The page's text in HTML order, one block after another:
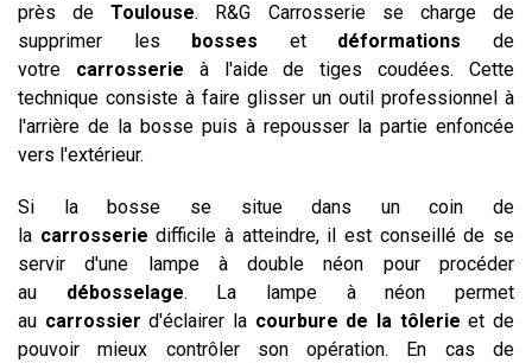
près deToulouse. R&G Carrosserie se charge de
supprimer les bosses et déformations de
votre carrosserie à l'aide de tiges coudées. Cette
technique consiste à faire glisser un outil professionnel à
l'arrière de la bosse puis à repousser la partie enfoncée
vers l'extérieur.
Si la bosse se situe dans un coin de
la carrosserie difficile à atteindre, il est conseillé de se
servir d'une lampe à double néon pour procéder
au débosselage. La lampe à néon permet
au carrossier d'éclairer la courbure de la tôlerie et de
pouvoir mieux contrôler son opération. En cas de